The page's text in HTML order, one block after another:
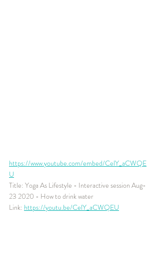
https://www.youtube.com/embed/CelY_aCWQE
U
Title: Yoga As Lifestyle - Interactive session Aug-
23 2020 - How to drink water
Link: https://youtu.be/CelY_aCWQEU